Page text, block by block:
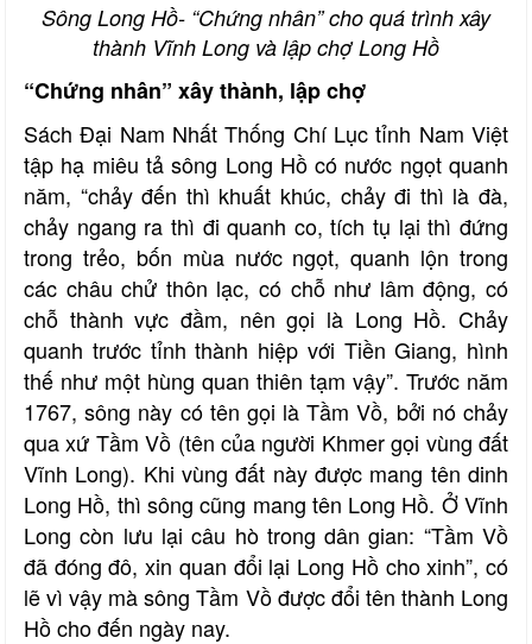
Sông Long Hồ- “Chứng nhân” cho quá trình xây
thành Vĩnh Long và lập chợ Long Hồ
“Chứng nhân” xây thành, lập chợ
Sách Đại Nam Nhất Thống Chí Lục tỉnh Nam Việt
tập hạ miêu tả sông Long Hồ có nước ngọt quanh
năm, “chảy đến thì khuất khúc, chảy đi thì là đà,
chảy ngang ra thì đi quanh co, tích tụ lại thì đứng
trong trẻo, bốn mùa nước ngọt, quanh lộn trong
các châu chử thôn lạc, có chỗ như lâm động, có
chỗ thành vực đầm, nên gọi là Long Hồ. Chảy
quanh trước tỉnh thành hiệp với Tiền Giang, hình
thế như một hùng quan thiên tạm vậy”. Trước năm
1767, sông này có tên gọi là Tầm Vồ, bởi nó chảy
qua xứ Tầm Vồ (tên của người Khmer gọi vùng đất
Vĩnh Long). Khi vùng đất này được mang tên dinh
Long Hồ, thì sông cũng mang tên Long Hồ. Ở Vĩnh
Long còn lưu lại câu hò trong dân gian: “Tầm Vồ
đã đóng đô, xin quan đổi lại Long Hồ cho xinh”, có
lẽ vì vậy mà sông Tầm Vồ được đổi tên thành Long
Hồ cho đến ngày nay.